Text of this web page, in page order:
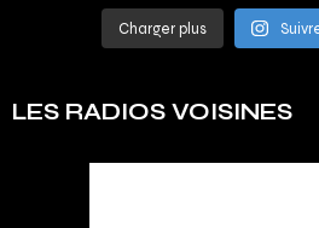
Charger plus
LES RADIOS VOISINES